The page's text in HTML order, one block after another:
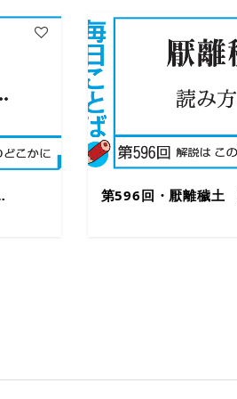
第596回・厭離穢